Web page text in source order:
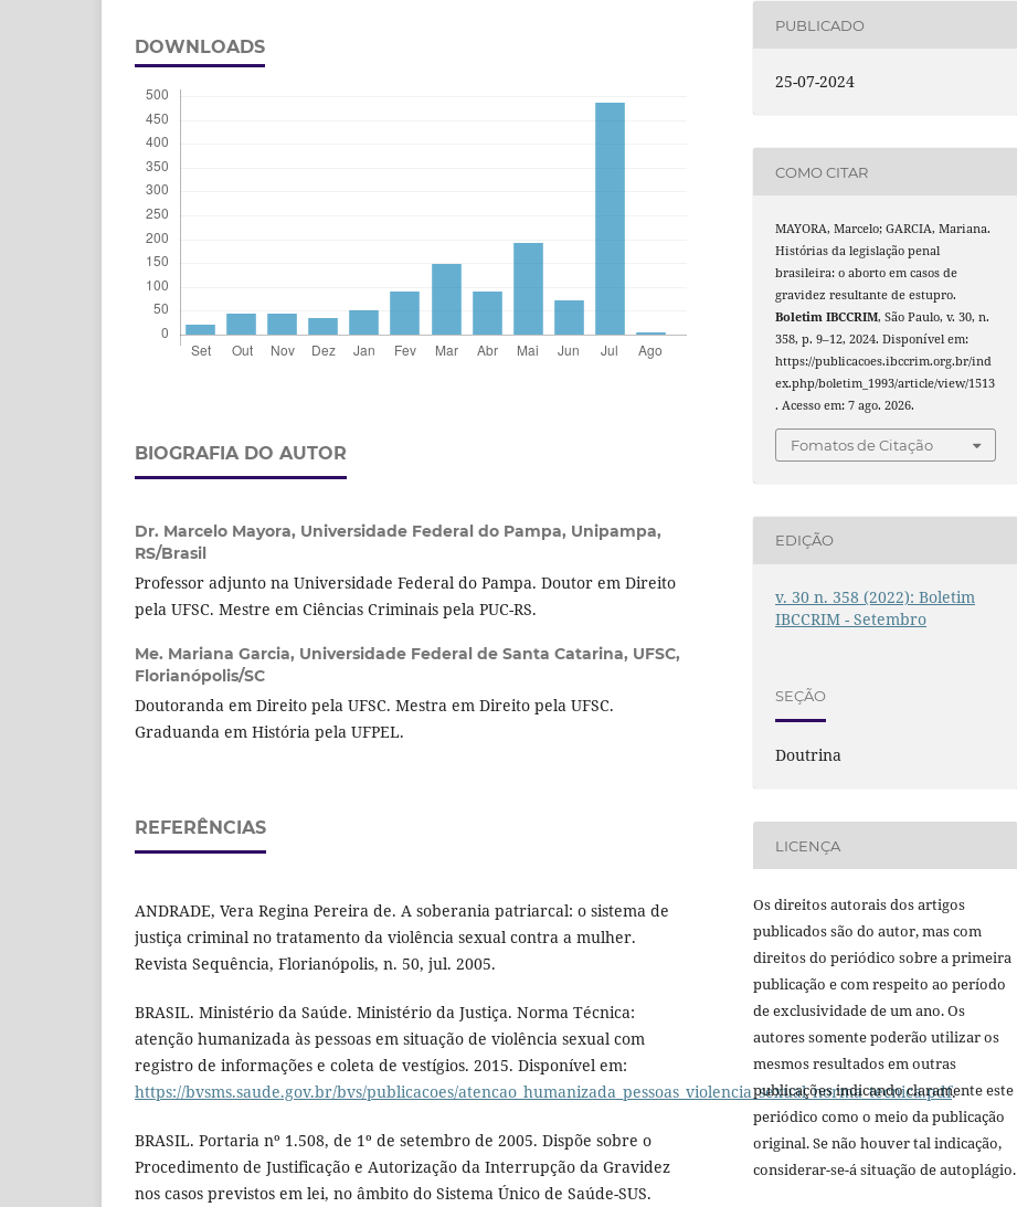
DOWNLOADS
BIOGRAFIA DO AUTOR
Dr. Marcelo Mayora, Universidade Federal do Pampa, Unipampa,
RS/Brasil
Professor adjunto na Universidade Federal do Pampa. Doutor em Direito
pela UFSC. Mestre em Ciências Criminais pela PUC-RS.
Me. Mariana Garcia, Universidade Federal de Santa Catarina, UFSC,
Florianópolis/SC
Doutoranda em Direito pela UFSC. Mestra em Direito pela UFSC.
Graduanda em História pela UFPEL.
REFERÊNCIAS
ANDRADE, Vera Regina Pereira de. A soberania patriarcal: o sistema de
justiça criminal no tratamento da violência sexual contra a mulher.
Revista Sequência, Florianópolis, n. 50, jul. 2005.
BRASIL. Ministério da Saúde. Ministério da Justiça. Norma Técnica:
atenção humanizada às pessoas em situação de violência sexual com
registro de informações e coleta de vestígios. 2015. Disponível em:
https://bvsms.saude.gov.br/bvs/publicacoes/atencao_humanizada_pessoas_violencia_sexual_norma_tecnica.pdf.
BRASIL. Portaria nº 1.508, de 1º de setembro de 2005. Dispõe sobre o
Procedimento de Justificação e Autorização da Interrupção da Gravidez
nos casos previstos em lei, no âmbito do Sistema Único de Saúde-SUS.
PUBLICADO
25-07-2024
COMO CITAR
MAYORA, Marcelo; GARCIA, Mariana.
Histórias da legislação penal
brasileira: o aborto em casos de
gravidez resultante de estupro.
Boletim IBCCRIM, São Paulo, v. 30, n.
358, p. 9–12, 2024. Disponível em:
https://publicacoes.ibccrim.org.br/ind
ex.php/boletim_1993/article/view/1513
. Acesso em: 7 ago. 2026.
Fomatos de Citação
EDIÇÃO
v. 30 n. 358 (2022): Boletim
IBCCRIM - Setembro
SEÇÃO
Doutrina
LICENÇA
Os direitos autorais dos artigos
publicados são do autor, mas com
direitos do periódico sobre a primeira
publicação e com respeito ao período
de exclusividade de um ano. Os
autores somente poderão utilizar os
mesmos resultados em outras
publicações indicando claramente este
periódico como o meio da publicação
original. Se não houver tal indicação,
considerar-se-á situação de autoplágio.